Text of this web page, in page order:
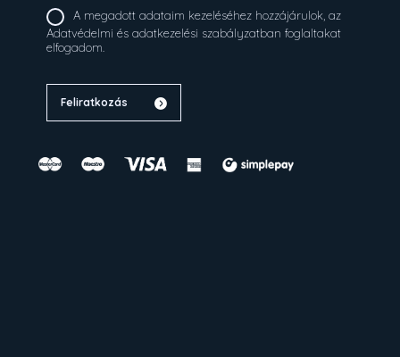
A megadott adataim kezeléséhez hozzájárulok, az
Adatvédelmi és adatkezelési szabályzatban foglaltakat
elfogadom.
Feliratkozás